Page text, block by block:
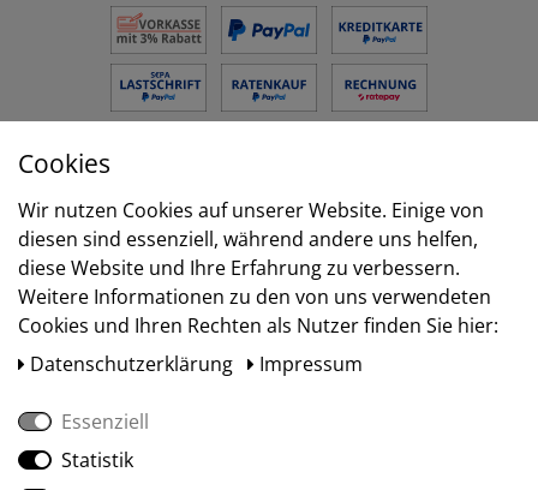
Versand
Social Media
Cookies
Wir nutzen Cookies auf unserer Website. Einige von
diesen sind essenziell, während andere uns helfen,
diese Website und Ihre Erfahrung zu verbessern.
Weitere Informationen zu den von uns verwendeten
Cookies und Ihren Rechten als Nutzer finden Sie hier:
Daten­schutz­erklärung
Impressum
Essenziell
Statistik